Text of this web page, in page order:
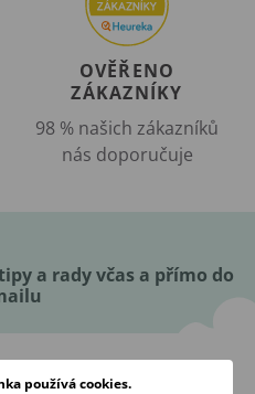
OVĚŘENO
ZÁKAZNÍKY
98 % našich zákazníků
nás doporučuje
a rady včas a přímo do
používá cookies.